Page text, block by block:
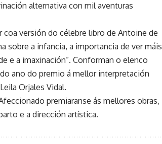
alternativa con mil aventuras
coa versión do célebre libro de Antoine de
sobre a infancia, a importancia de ver máis
e a imaxinación”. Conforman o elenco
ano do premio á mellor interpretación
Orjales Vidal.
premiaranse ás mellores obras,
e a dirección artística.